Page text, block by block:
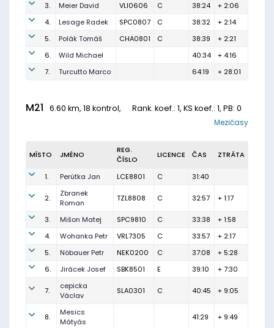
3.
Meier David VLI0606 C 38:24
+ 2:06
4.
Lesage Radek SPC0807 C 38:32
+ 2:14
5.
Polák Tomáš CHA0801 C 38:39
+ 2:21
6.
Wild Michael 40:34
+ 4:16
7.
Turcutto Marco 64:19 + 28:01
M21 6.60 km, 18 kontrol, Rank. koef.: 1, KS koef.: 1, PB: 0
Mezičasy
MÍSTO JMÉNO
REG.
ČÍSLO
LICENCE ČAS ZTRÁTA
1. Perùtka Jan LCE8801 C 31:40
2.
Zbranek
Roman
TZL8808 C 32:57 + 1:17
3. Mišon Matej SPC9810 C 33:38
+ 1:58
4.
Wohanka Petr VRL7305 C 33:57
+ 2:17
5.
Nöbauer Petr NEK0200 C 37:08
+ 5:28
6.
Jirácek Josef SBK8501 E 39:10 + 7:30
7.
cepicka
Václav
SLA0301 C 40:45 + 9:05
8.
Mesics
Mátyás
41:29 + 9:49